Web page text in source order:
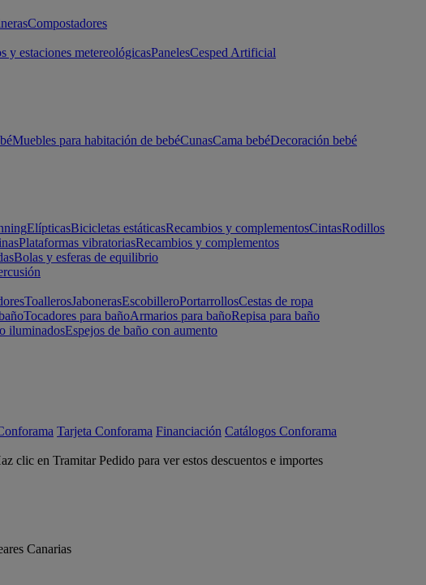
Compostadores
y estaciones metereológicasPanelesCesped Artificial
Muebles para habitación de bebéCunasCama bebéDecoración bebé
ElípticasBicicletas estáticasRecambios y complementosCintasRodillos
Plataformas vibratoriasRecambios y complementos
Bolas y esferas de equilibrio
ToallerosJabonerasEscobilleroPortarrollosCestas de ropa
Tocadores para bañoArmarios para bañoRepisa para baño
iluminadosEspejos de baño con aumento
Tarjeta Conforama Financiación Catálogos Conforama
clic en Tramitar Pedido para ver estos descuentos e importes
Canarias